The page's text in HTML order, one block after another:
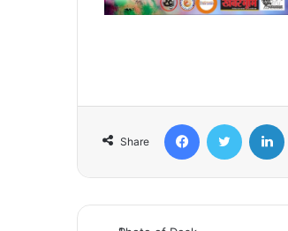
Share